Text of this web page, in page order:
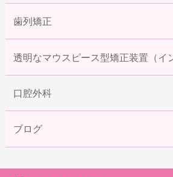
歯列矯正
透明なマウスピース型矯正装置（イ
口腔外科
ブログ